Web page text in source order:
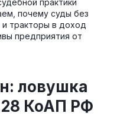
почему суды без
тракторы в доход
предприятия от
ловушка
КоАП РФ